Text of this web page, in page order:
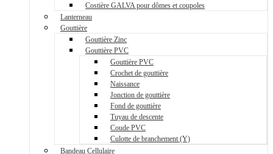
Costière GALVA pour dômes et coupoles
Lanterneau
Gouttière
Gouttière Zinc
Gouttière PVC
Gouttière PVC
Crochet de gouttière
Naissance
Jonction de gouttière
Fond de gouttière
Tuyau de descente
Coude PVC
Culotte de branchement (Y)
Bandeau Cellulaire